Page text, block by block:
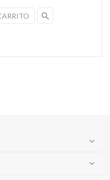
search
expand_more
expand_more